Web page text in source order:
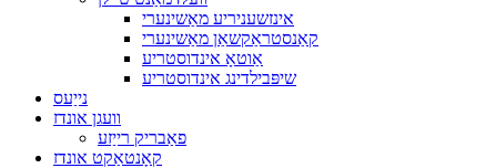
אינזשעניריע מאַשינערי
קאַנסטראַקשאַן מאַשינערי
אַוטאָ אינדוסטריע
שיפּבילדינג אינדוסטריע
נייַעס
וועגן אונדז
פאַבריק רייַזע
קאָנטאַקט אונדז